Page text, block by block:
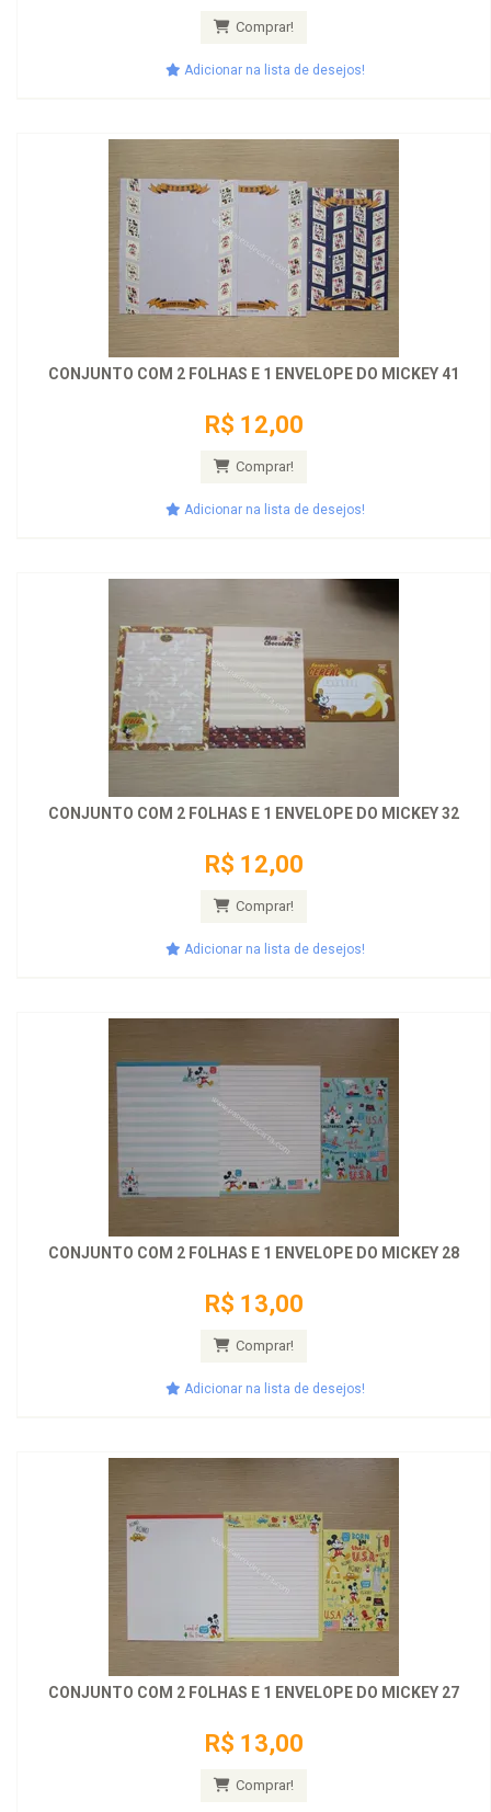
Comprar!
Adicionar na lista de desejos!
CONJUNTO COM 2 FOLHAS E 1 ENVELOPE DO MICKEY 41
R$ 12,00
Comprar!
Adicionar na lista de desejos!
CONJUNTO COM 2 FOLHAS E 1 ENVELOPE DO MICKEY 32
R$ 12,00
Comprar!
Adicionar na lista de desejos!
CONJUNTO COM 2 FOLHAS E 1 ENVELOPE DO MICKEY 28
R$ 13,00
Comprar!
Adicionar na lista de desejos!
CONJUNTO COM 2 FOLHAS E 1 ENVELOPE DO MICKEY 27
R$ 13,00
Comprar!